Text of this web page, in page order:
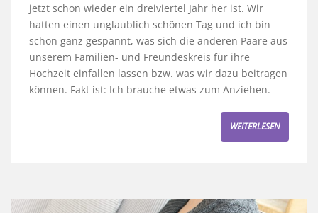
jetzt schon wieder ein dreiviertel Jahr her ist. Wir
hatten einen unglaublich schönen Tag und ich bin
schon ganz gespannt, was sich die anderen Paare aus
unserem Familien- und Freundeskreis für ihre
Hochzeit einfallen lassen bzw. was wir dazu beitragen
können. Fakt ist: Ich brauche etwas zum Anziehen.
WEITERLESEN